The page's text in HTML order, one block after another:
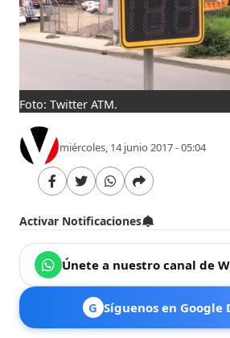
Foto: Twitter ATM.
miércoles, 14 junio 2017 - 05:04
Activar Notificaciones
Únete a nuestro canal de
G Síguenos en Google